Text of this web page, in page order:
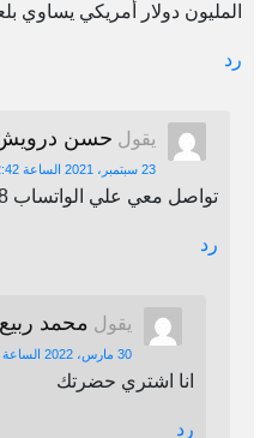
المليون دولار أمريكي يساوي
رد
يقول حسن
23 سبتمبر، 2021 الساعة 2:42 ص
تواصل معي علي الواتساب 00249905364318
رد
يقول محمد ربيع
30 مارس، 2022 الساعة 1:56 م
انا اشتري حضرتك
رد